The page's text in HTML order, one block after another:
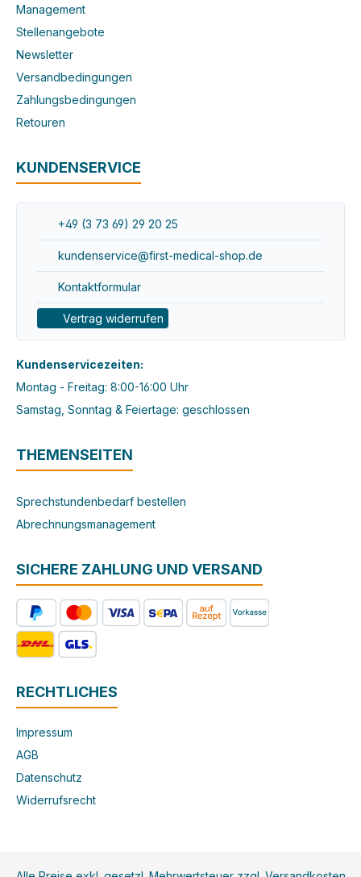
Management
Stellenangebote
Newsletter
Versandbedingungen
Zahlungsbedingungen
Retouren
KUNDENSERVICE
+49 (3 73 69) 29 20 25
kundenservice@first-medical-shop.de
Kontaktformular
Vertrag widerrufen
Kundenservicezeiten:
Montag - Freitag: 8:00-16:00 Uhr
Samstag, Sonntag & Feiertage: geschlossen
THEMENSEITEN
Sprechstundenbedarf bestellen
Abrechnungsmanagement
SICHERE ZAHLUNG UND VERSAND
RECHTLICHES
Impressum
AGB
Datenschutz
Widerrufsrecht